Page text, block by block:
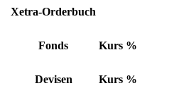
Xetra-Orderbuch
Fonds Kurs %
Devisen Kurs %